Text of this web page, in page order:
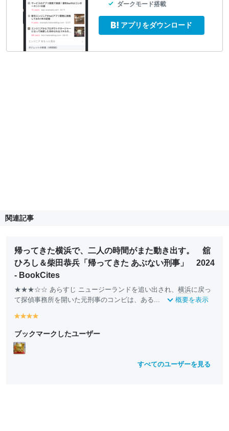
ダークモード搭載
アプリをダウンロード
関連記事
帰ってきた横浜で、二人の時間がまた動き出す。 舘
ひろし＆柴田恭兵「帰ってきた あぶない刑事」 2024
- BookCites
★★★☆☆ あらすじ ニュージーランドを追い出され、 横浜に戻っ
て探偵事務所を開いた元刑事のコンビは、ある...
概要を表示
y
ll
o
w
y
ll
o
w
y
ll ll
ブックマークしたユーザー
すべてのユーザーを見る